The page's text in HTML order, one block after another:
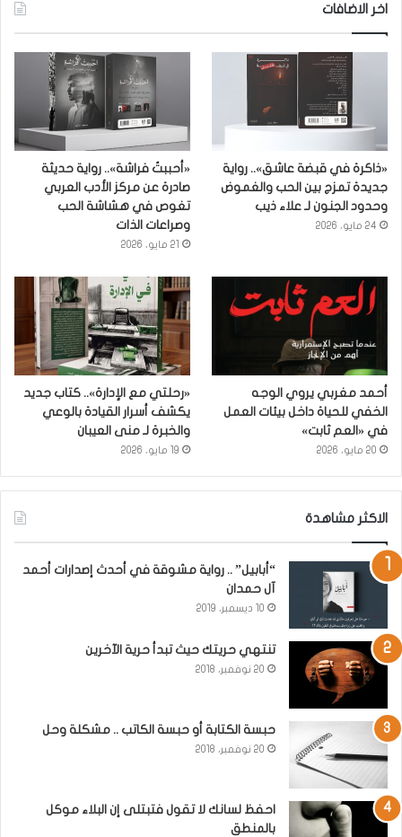
اخر الاضافات
«ذاكرة في قبضة عاشق».. رواية
جديدة تمزج بين الحب والغموض
وحدود الجنون لـ علاء ذيب
24 مايو، 2026
«أحببتُ فراشة».. رواية حديثة
صادرة عن مركز الأدب العربي
تغوص في هشاشة الحب
وصراعات الذات
21 مايو، 2026
أحمد مغربي يروي الوجه
الخفي للحياة داخل بيئات العمل
في «العم ثابت»
20 مايو، 2026
«رحلتي مع الإدارة».. كتاب جديد
يكشف أسرار القيادة بالوعي
والخبرة لـ منى العيبان
19 مايو، 2026
الاكثر مشاهدة
“أبابيل” .. رواية مشوقة في أحدث إصدارات أحمد
آل حمدان
10 ديسمبر، 2019
تنتهي حريتك حيث تبدأ حرية الآخرين
20 نوفمبر، 2018
حبسة الكتابة أو حبسة الكاتب .. مشكلة وحل
20 نوفمبر، 2018
احفظ لسانك لا تقول فتبتلى إن البلاء موكل
بالمنطق